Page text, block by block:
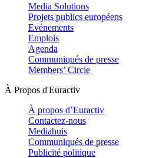
Media Solutions
Projets publics européens
Evénements
Emplois
Agenda
Communiqués de presse
Members’ Circle
À Propos d'Euractiv
À propos d’Euractiv
Contactez-nous
Mediahuis
Communiqués de presse
Publicité politique